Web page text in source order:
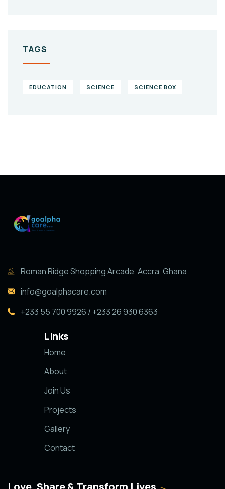
TAGS
EDUCATION SCIENCE SCIENCE BOX
Roman Ridge Shopping Arcade, Accra, Ghana
info@goalphacare.com
+233 55 700 9926 / +233 26 930 6363
Links
Home
About
Join Us
Projects
Gallery
Contact